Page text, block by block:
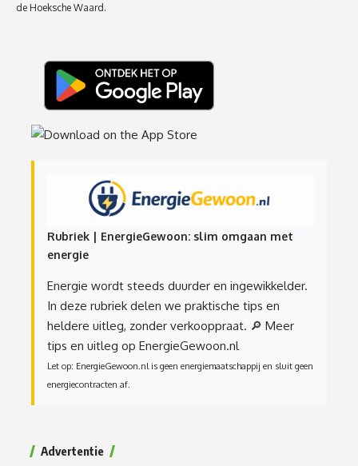
de Hoeksche Waard.
Rubriek | EnergieGewoon: slim omgaan met
energie
Energie wordt steeds duurder en ingewikkelder.
In deze rubriek delen we praktische tips en
heldere uitleg, zonder verkooppraat. 🔎 Meer
tips en uitleg op EnergieGewoon.nl
Let op: EnergieGewoon.nl is geen energiemaatschappij en sluit geen
energiecontracten af.
Advertentie